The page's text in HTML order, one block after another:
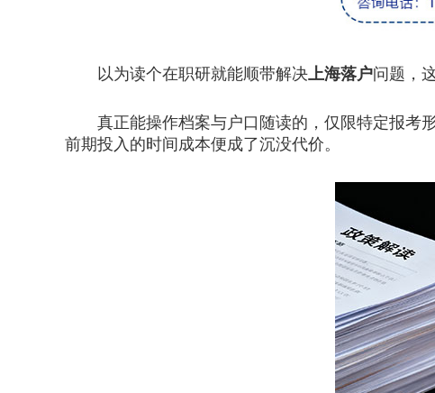
以为读个在职研就能顺带解决上海落户问题，
真正能操作档案与户口随读的，仅限特定报考形
前期投入的时间成本便成了沉没代价。